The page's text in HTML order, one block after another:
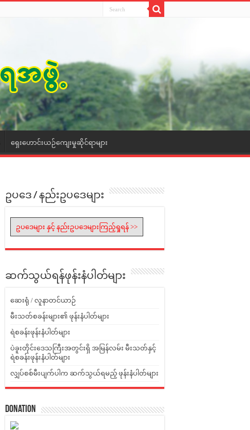
ရှေးဟောင်းယဉ်ကျေးမှုဆိုင်ရာများ
ဥပဒေ / နည်းဥပဒေများ
ဥပဒေများ နှင့် နည်းဥပဒေများကြည့်ရှုရန် >>
ဆက်သွယ်ရန်ဖုန်းနံပါတ်များ
ဆေးရုံ / လူနာတင်ယာဉ်
မီးသတ်စခန်းများ၏ ဖုန်းနံပါတ်များ
ရဲစခန်းဖုန်းနံပါတ်များ
ပဲခူးတိုင်းဒေသကြီးအတွင်းရှိ အမြန်လမ်း မီးသတ်နှင့်
ရဲစခန်းဖုန်းနံပါတ်များ
လျှပ်စစ်မီးပျက်ပါက ဆက်သွယ်ရမည့် ဖုန်းနံပါတ်များ
Donation